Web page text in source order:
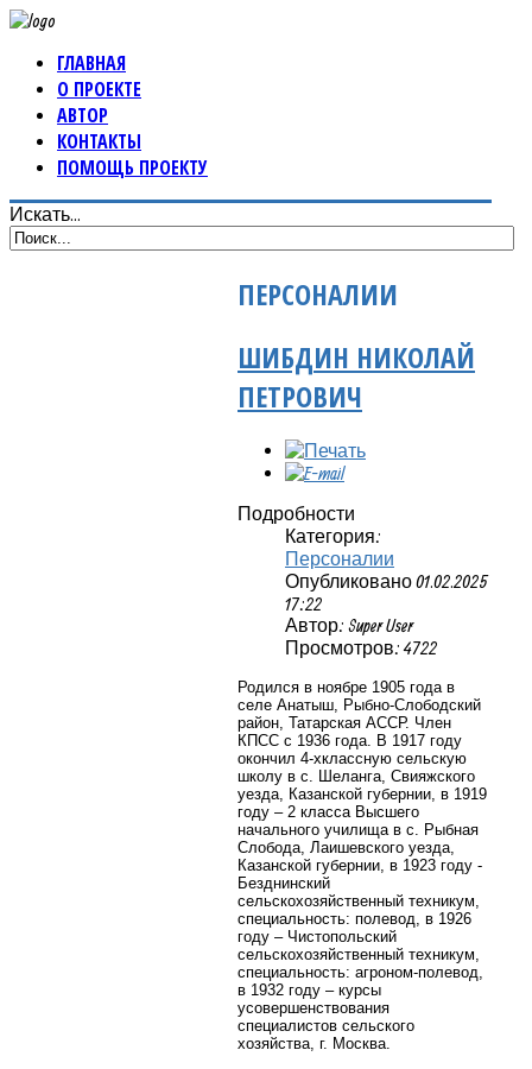
ГЛАВНАЯ
О ПРОЕКТЕ
АВТОР
КОНТАКТЫ
ПОМОЩЬ ПРОЕКТУ
Искать...
ПЕРСОНАЛИИ
ШИБДИН НИКОЛАЙ
ПЕТРОВИЧ
Подробности
Категория:
Персоналии
Опубликовано 01.02.2025
17:22
Автор: Super User
Просмотров: 4722
Родился в ноябре 1905 года в
селе Анатыш, Рыбно-Слободский
район, Татарская АССР. Член
КПСС с 1936 года. В 1917 году
окончил 4-хклассную сельскую
школу в с. Шеланга, Свияжского
уезда, Казанской губернии, в 1919
году – 2 класса Высшего
начального училища в с. Рыбная
Слобода, Лаишевского уезда,
Казанской губернии, в 1923 году -
Безднинский
сельскохозяйственный техникум,
специальность: полевод, в 1926
году – Чистопольский
сельскохозяйственный техникум,
специальность: агроном-полевод,
в 1932 году – курсы
усовершенствования
специалистов сельского
хозяйства, г. Москва.